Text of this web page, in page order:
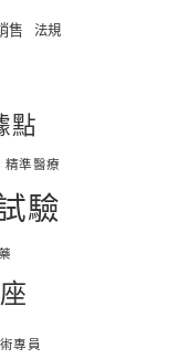
售 法規
點
精準醫療
驗
專員